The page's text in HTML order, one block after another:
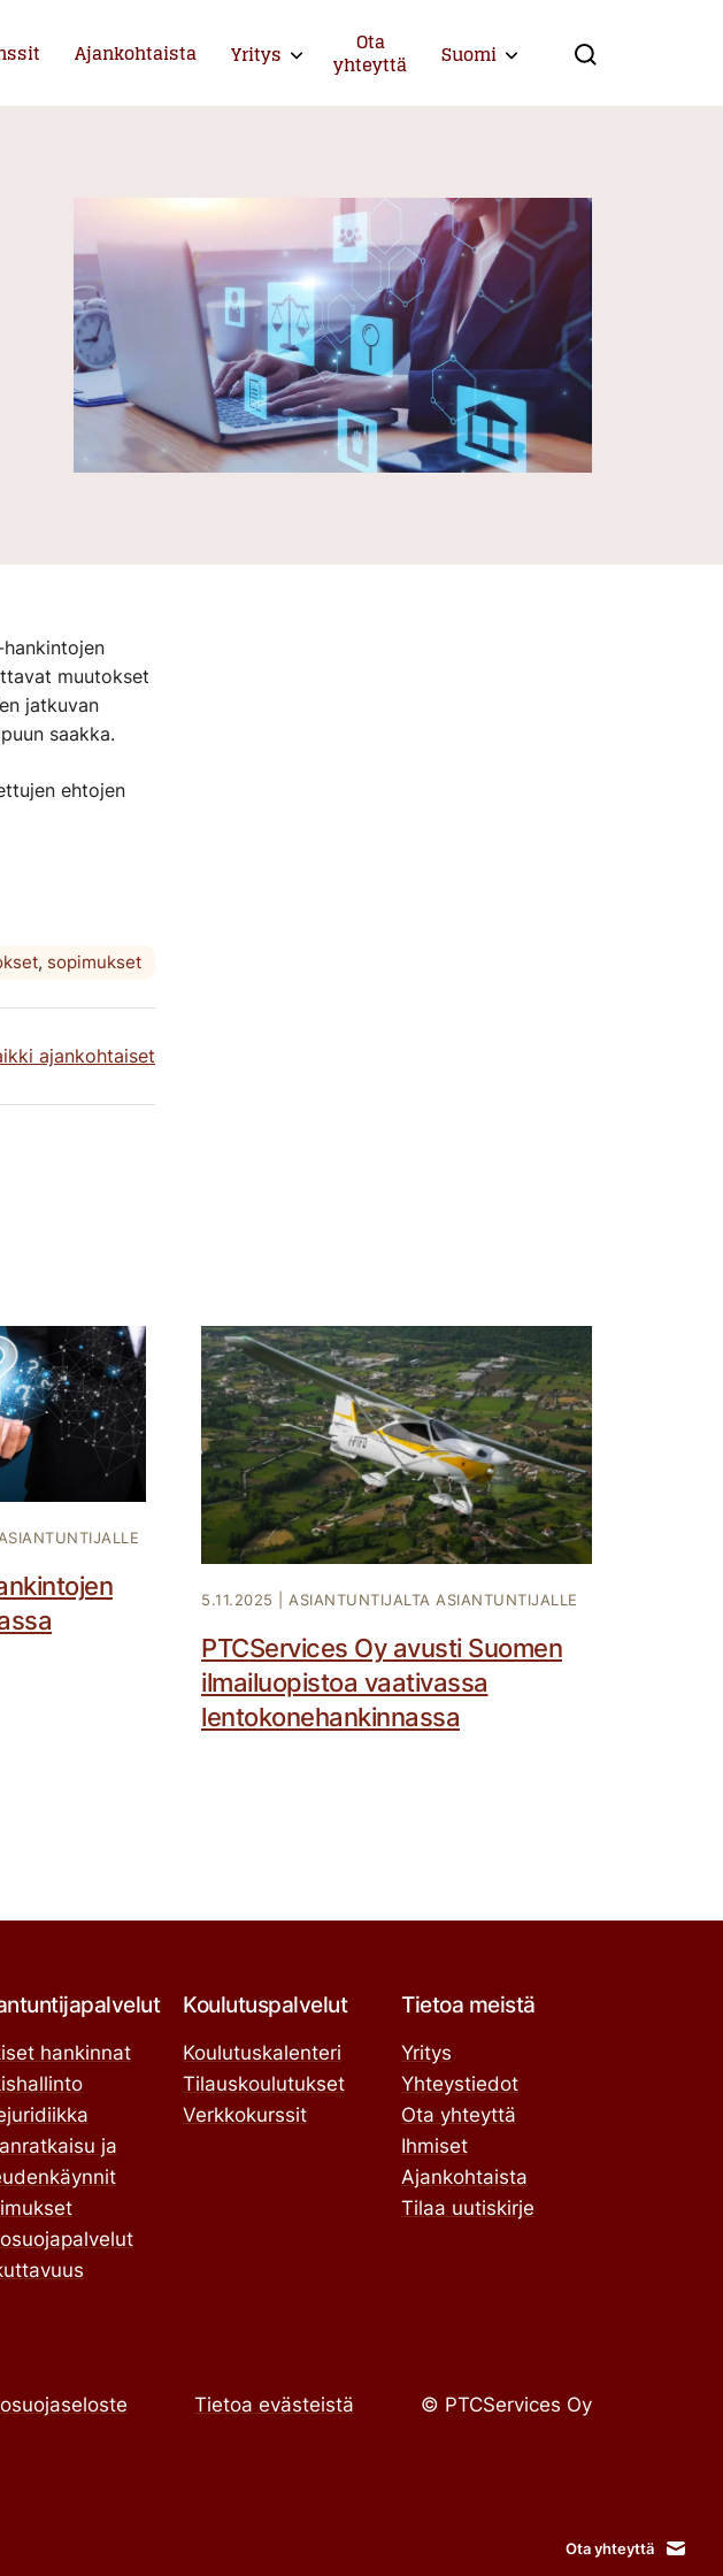
Ajankohtaista Yritys Expand child menu
Ota
yhteyttä Suomi Expand child menu
muutokset
jatkuvan
saakka.
ehtojen
, sopimukset
ajankohtaiset
5.11.2025 ASIANTUNTIJALTA ASIANTUNTIJALLE
PTCServices Oy avusti Suomen
ilmailuopistoa vaativassa
lentokonehankinnassa
hankinnat
ja
Koulutuspalvelut
Koulutuskalenteri
Tilauskoulutukset
Verkkokurssit
Tietoa meistä
Yritys
Yhteystiedot
Ota yhteyttä
Ihmiset
Ajankohtaista
Tilaa uutiskirje
Tietoa evästeistä © PTCServices Oy
Ota yhteyttä